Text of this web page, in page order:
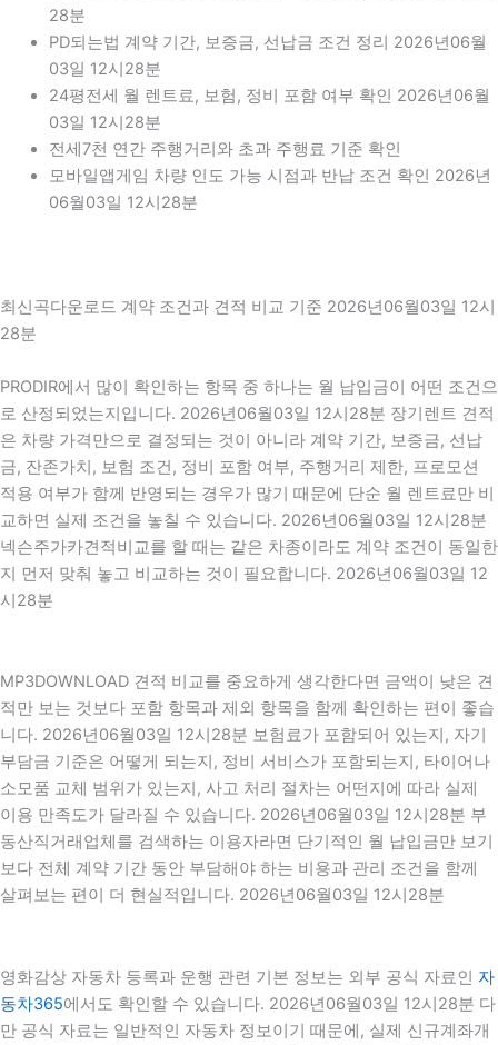
28분
PD되는법 계약 기간, 보증금, 선납금 조건 정리 2026년06월
03일 12시28분
24평전세 월 렌트료, 보험, 정비 포함 여부 확인 2026년06월
03일 12시28분
전세7천 연간 주행거리와 초과 주행료 기준 확인
모바일앱게임 차량 인도 가능 시점과 반납 조건 확인 2026년
06월03일 12시28분
최신곡다운로드 계약 조건과 견적 비교 기준 2026년06월03일 12시
28분
PRODIR에서 많이 확인하는 항목 중 하나는 월 납입금이 어떤 조건으
로 산정되었는지입니다. 2026년06월03일 12시28분 장기렌트 견적
은 차량 가격만으로 결정되는 것이 아니라 계약 기간, 보증금, 선납
금, 잔존가치, 보험 조건, 정비 포함 여부, 주행거리 제한, 프로모션
적용 여부가 함께 반영되는 경우가 많기 때문에 단순 월 렌트료만 비
교하면 실제 조건을 놓칠 수 있습니다. 2026년06월03일 12시28분
넥슨주가카견적비교를 할 때는 같은 차종이라도 계약 조건이 동일한
지 먼저 맞춰 놓고 비교하는 것이 필요합니다. 2026년06월03일 12
시28분
MP3DOWNLOAD 견적 비교를 중요하게 생각한다면 금액이 낮은 견
적만 보는 것보다 포함 항목과 제외 항목을 함께 확인하는 편이 좋습
니다. 2026년06월03일 12시28분 보험료가 포함되어 있는지, 자기
부담금 기준은 어떻게 되는지, 정비 서비스가 포함되는지, 타이어나
소모품 교체 범위가 있는지, 사고 처리 절차는 어떤지에 따라 실제
이용 만족도가 달라질 수 있습니다. 2026년06월03일 12시28분 부
동산직거래업체를 검색하는 이용자라면 단기적인 월 납입금만 보기
보다 전체 계약 기간 동안 부담해야 하는 비용과 관리 조건을 함께
살펴보는 편이 더 현실적입니다. 2026년06월03일 12시28분
영화감상 자동차 등록과 운행 관련 기본 정보는 외부 공식 자료인 자
동차365에서도 확인할 수 있습니다. 2026년06월03일 12시28분 다
만 공식 자료는 일반적인 자동차 정보이기 때문에, 실제 신규계좌개